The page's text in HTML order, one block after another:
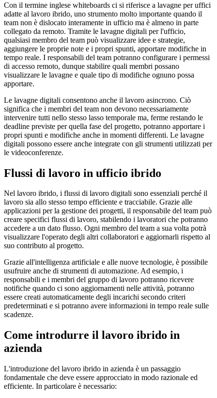
Con il termine inglese whiteboards ci si riferisce a lavagne per uffici
adatte al lavoro ibrido, uno strumento molto importante quando il
team non è dislocato interamente in ufficio ma è almeno in parte
collegato da remoto. Tramite le lavagne digitali per l'ufficio,
qualsiasi membro del team può visualizzare idee e strategie,
aggiungere le proprie note e i propri spunti, apportare modifiche in
tempo reale. I responsabili del team potranno configurare i permessi
di accesso remoto, dunque stabilire quali membri possano
visualizzare le lavagne e quale tipo di modifiche ognuno possa
apportare.
Le lavagne digitali consentono anche il lavoro asincrono. Ciò
significa che i membri del team non devono necessariamente
intervenire tutti nello stesso lasso temporale ma, ferme restando le
deadline previste per quella fase del progetto, potranno apportare i
propri spunti e modifiche anche in momenti differenti. Le lavagne
digitali possono essere anche integrate con gli strumenti utilizzati per
le videoconferenze.
Flussi di lavoro in ufficio ibrido
Nel lavoro ibrido, i flussi di lavoro digitali sono essenziali perché il
lavoro sia allo stesso tempo efficiente e tracciabile. Grazie alle
applicazioni per la gestione dei progetti, il responsabile del team può
creare specifici flussi di lavoro, stabilendo i lavoratori che potranno
accedere a un dato flusso. Ogni membro del team a sua volta potrà
visualizzare l'operato degli altri collaboratori e aggiornarli rispetto al
suo contributo al progetto.
Grazie all'intelligenza artificiale e alle nuove tecnologie, è possibile
usufruire anche di strumenti di automazione. Ad esempio, i
responsabili e i membri del gruppo di lavoro potranno ricevere
notifiche quando ci sono aggiornamenti nelle attività, potranno
essere creati automaticamente degli incarichi secondo criteri
predeterminati e si potranno avere informazioni in tempo reale sulle
scadenze.
Come introdurre il lavoro ibrido in
azienda
L'introduzione del lavoro ibrido in azienda è un passaggio
fondamentale che deve essere approcciato in modo razionale ed
efficiente. In particolare è necessario: